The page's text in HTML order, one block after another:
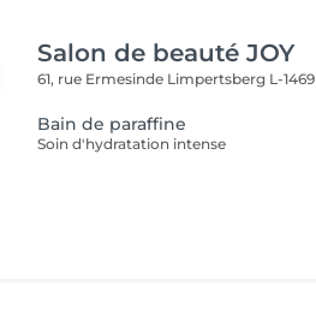
Salon de beauté JOY
61, rue Ermesinde Limpertsberg L-1469
Bain de paraffine
Soin d'hydratation intense